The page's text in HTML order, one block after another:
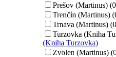
Prešov (Martinus)
Trenčín (Martinus)
Trnava (Martinus)
Turzovka (Kniha
(Kniha Turzovka)
Zvolen (Martinus)